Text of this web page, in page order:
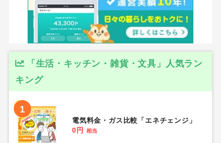
「生活・キッチン・雑貨・文具」人気ラン
キング
1
電気料金・ガス比較「エネチェンジ」
0円
相当